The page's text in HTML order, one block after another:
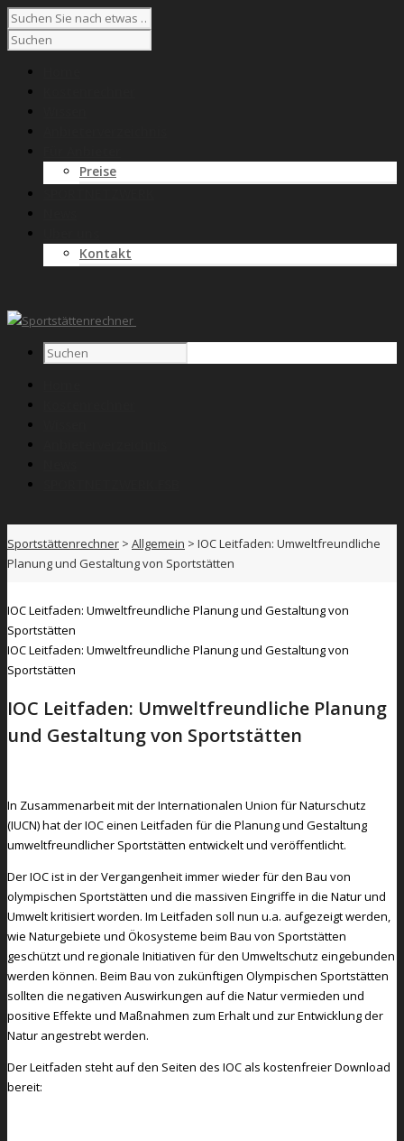
Preise
Kontakt
Sportstättenrechner > Allgemein > IOC Leitfaden: Umweltfreundliche
Planung und Gestaltung von Sportstätten
IOC Leitfaden: Umweltfreundliche Planung und Gestaltung von
Sportstätten
IOC Leitfaden: Umweltfreundliche Planung und Gestaltung von
Sportstätten
IOC Leitfaden: Umweltfreundliche Planung
und Gestaltung von Sportstätten
In Zusammenarbeit mit der Internationalen Union für Naturschutz
(IUCN) hat der IOC einen Leitfaden für die Planung und Gestaltung
umweltfreundlicher Sportstätten entwickelt und veröffentlicht.
Der IOC ist in der Vergangenheit immer wieder für den Bau von
olympischen Sportstätten und die massiven Eingriffe in die Natur und
Umwelt kritisiert worden. Im Leitfaden soll nun u.a. aufgezeigt werden,
wie Naturgebiete und Ökosysteme beim Bau von Sportstätten
geschützt und regionale Initiativen für den Umweltschutz eingebunden
werden können. Beim Bau von zukünftigen Olympischen Sportstätten
sollten die negativen Auswirkungen auf die Natur vermieden und
positive Effekte und Maßnahmen zum Erhalt und zur Entwicklung der
Natur angestrebt werden.
Der Leitfaden steht auf den Seiten des IOC als kostenfreier Download
bereit: